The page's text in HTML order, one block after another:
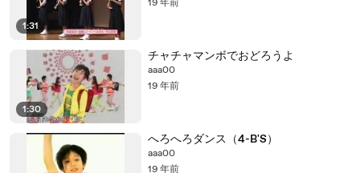
1:31
19 年前
1:30
チャチャマンボでおどろうよ
aaa00
19 年前
へろへろダンス（4-B'S）
aaa00
19 年前